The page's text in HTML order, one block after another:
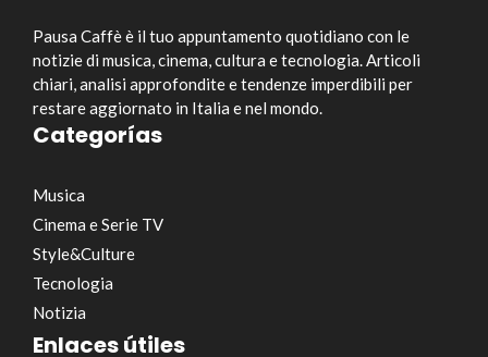
Pausa Caffè è il tuo appuntamento quotidiano con le
notizie di musica, cinema, cultura e tecnologia. Articoli
chiari, analisi approfondite e tendenze imperdibili per
restare aggiornato in Italia e nel mondo.
Categorías
Musica
Cinema e Serie TV
Style&Culture
Tecnologia
Notizia
Enlaces útiles